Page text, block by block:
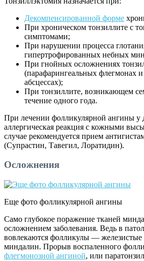
Декомпенсированной форме
При хроническом тонзиллите с
симптомами;
При нарушении процесса
гипертрофированных небных
При гнойных осложнениях
(парафарингеальных флегмонах и
абсцессах);
При тонзиллите, возникающем
течение одного года.
При лечении фолликулярной ангины у
аллергическая реакция с кожными
случае рекомендуется прием
(Супрастин, Тавегил, Лоратидин).
Осложнения
Еще фото фолликулярной ангины
Само глубокое поражение тканей
осложнением заболевания. Ведь в
вовлекаются фолликулы — железистые
миндалин. Прорыв воспаленного
флегмонозной ангиной, или